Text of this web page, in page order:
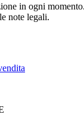
in ogni
note legali.